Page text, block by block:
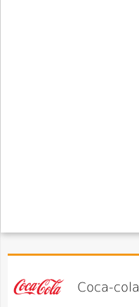
Coca-cola